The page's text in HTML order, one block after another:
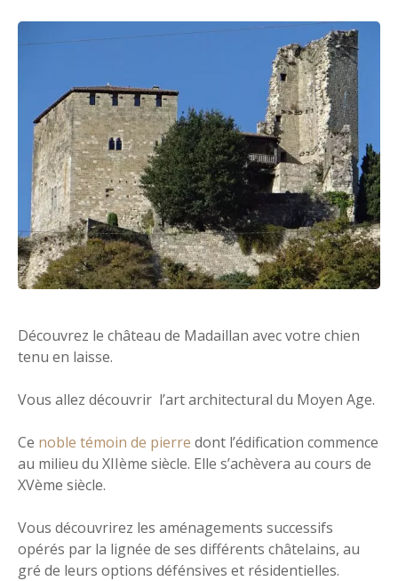
Découvrez le château de Madaillan avec votre chien
tenu en laisse.
Vous allez découvrir l’art architectural du Moyen Age.
Ce noble témoin de pierre dont l’édification commence
au milieu du XIIème siècle. Elle s’achèvera au cours de
XVème siècle.
Vous découvrirez les aménagements successifs
opérés par la lignée de ses différents châtelains, au
gré de leurs options défénsives et résidentielles.